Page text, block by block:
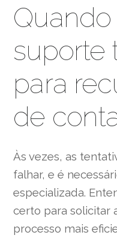
suporte
para
de
Às vezes, as
falhar, e é
especializada.
certo para solicitar
processo mais